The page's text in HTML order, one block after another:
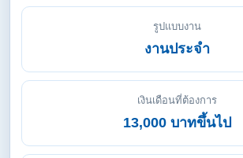
รูปแบบงาน
งานประจำ
เงินเดือนที่ต้องการ
13,000 บาทขึ้นไป